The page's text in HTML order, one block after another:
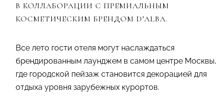
В КОЛЛАБОРАЦИИ С ПРЕМИАЛЬНЫМ
КОСМЕТИЧЕСКИМ БРЕНДОМ D’ALBA.
Все лето гости отеля могут наслаждаться
брендированным лаунджем в самом центре Москвы,
где городской пейзаж становится декорацией для
отдыха уровня зарубежных курортов.